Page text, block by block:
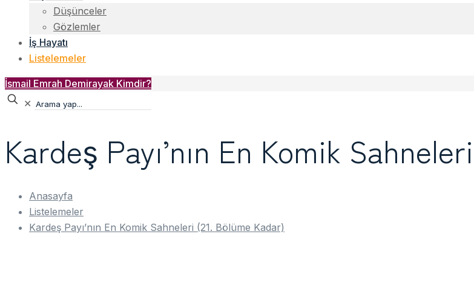
Düşünceler
Gözlemler
İş Hayatı
Listelemeler
İsmail Emrah Demirayak Kimdir?
✕
Kardeş Payı’nın En Komik
Anasayfa
Listelemeler
Kardeş Payı’nın En Komik Sahneleri (21. Bölüme Kadar)